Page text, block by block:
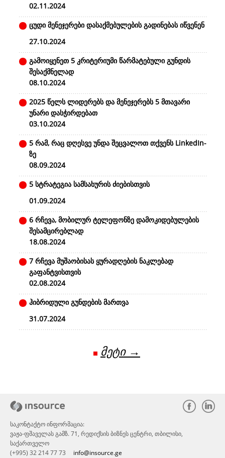
02.11.2024
ცუდი მენეჯერები დასაქმებულების გადინებას იწვენენ
27.10.2024
გამოიყენეთ 5 კრიტერიუმი წარმატებული გუნდის
შესაქმნელად
08.10.2024
2025 წელს ლიდერებს და მენეჯერებს 5 მთავარი
უნარი დასჭირდებათ
03.10.2024
5 რამ, რაც დღესვე უნდა შეცვალოთ თქვენს LinkedIn-
ზე
08.09.2024
5 სტრატეგია სამსახურის ძიებისთვის
01.09.2024
6 რჩევა, მობილურ ტელეფონზე დამოკიდებულების
შესამცირებლად
18.08.2024
7 რჩევა მუშაობისას ყურადღების ნაკლებად
გაფანტვისთვის
02.08.2024
ჰიბრიდული გუნდების მართვა
31.07.2024
მეტი →
საკონტაქტო ინფორმაცია:
ვაჟა-ფშაველას გამზ. 71, რედიქსის ბიზნეს ცენტრი, თბილისი,
საქართველო
(+995) 32 214 77 73 info@insource.ge